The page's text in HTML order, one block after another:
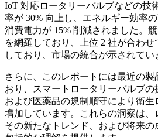
IoT 対応ロータリーバルブなどの技
率が 30% 向上し、エネルギー効率
消費電力が 15% 削減されました。
を網羅しており、上位 2 社が合わせ
しており、市場の統合が示されてい
さらに、このレポートには最近の
おり、スマートロータリーバルブの
および医薬品の規制順守により衛生
増加しています。これらの洞察は、
その新たなトレンド、および将来